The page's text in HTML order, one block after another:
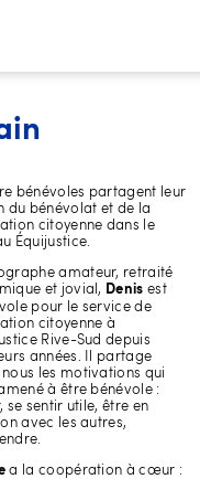
bénévoles partagent leur
du bénévolat et de la
citoyenne dans le
Équijustice.
amateur, retraité
et jovial,
Denisest
pour le service de
citoyenne à
Rive-Sud depuis
années. Il partage
les motivations qui
amené à être bénévole :
se sentir utile, être en
avec les autres,
a la coopération à cœur :